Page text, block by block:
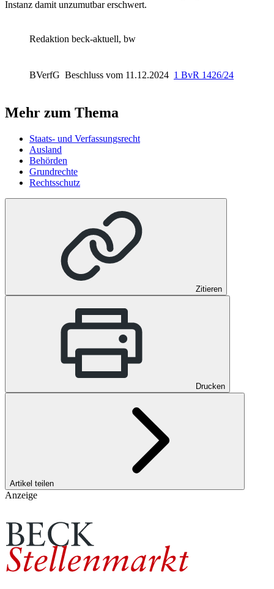
Instanz damit unzumutbar erschwert.
Redaktion beck-aktuell, bw
BVerfG Beschluss vom 11.12.2024 1 BvR 1426/24
Mehr zum Thema
Staats- und Verfassungsrecht
Ausland
Behörden
Grundrechte
Rechtsschutz
Zitieren
Drucken
Artikel teilen
Anzeige